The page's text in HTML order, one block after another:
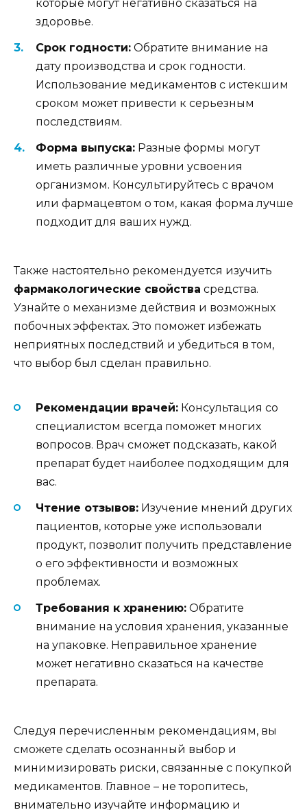
которые могут негативно сказаться на
здоровье.
Срок годности: Обратите внимание на
дату производства и срок годности.
Использование медикаментов с истекшим
сроком может привести к серьезным
последствиям.
Форма выпуска: Разные формы могут
иметь различные уровни усвоения
организмом. Консультируйтесь с врачом
или фармацевтом о том, какая форма лучше
подходит для ваших нужд.
Также настоятельно рекомендуется изучить
фармакологические свойства средства.
Узнайте о механизме действия и возможных
побочных эффектах. Это поможет избежать
неприятных последствий и убедиться в том,
что выбор был сделан правильно.
Рекомендации врачей: Консультация со
специалистом всегда поможет многих
вопросов. Врач сможет подсказать, какой
препарат будет наиболее подходящим для
вас.
Чтение отзывов: Изучение мнений других
пациентов, которые уже использовали
продукт, позволит получить представление
о его эффективности и возможных
проблемах.
Требования к хранению: Обратите
внимание на условия хранения, указанные
на упаковке. Неправильное хранение
может негативно сказаться на качестве
препарата.
Следуя перечисленным рекомендациям, вы
сможете сделать осознанный выбор и
минимизировать риски, связанные с покупкой
медикаментов. Главное – не торопитесь,
внимательно изучайте информацию и